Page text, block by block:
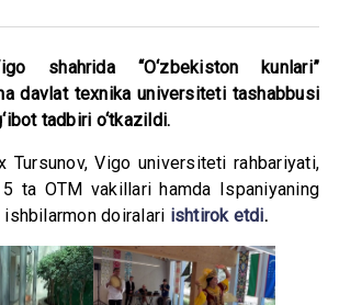
shahrida “O‘zbekiston kunlari”
davlat texnika universiteti tashabbusi
tadbiri o‘tkazildi.
Tursunov, Vigo universiteti rahbariyati,
5 ta OTM vakillari hamda Ispaniyaning
ishbilarmon doiralari ishtirok etdi.